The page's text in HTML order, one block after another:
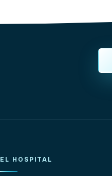
EL HOSPITAL